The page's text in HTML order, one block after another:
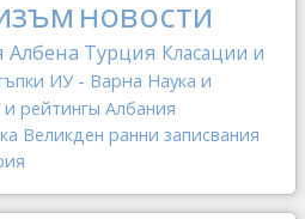
новости
Албена Турция Класации и
ИУ - Варна Наука и
рейтингы Албания
Великден ранни записвания